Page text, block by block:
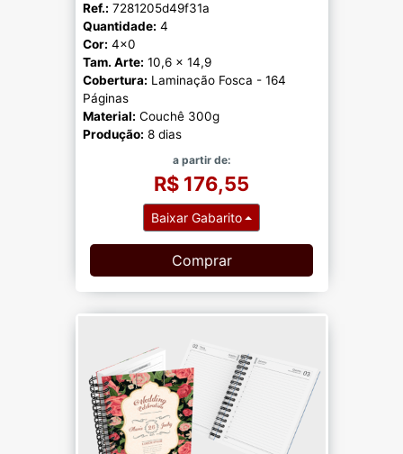
Ref.: 7281205d49f31a
Quantidade: 4
Cor: 4x0
Tam. Arte: 10,6 x 14,9
Cobertura: Laminação Fosca - 164
Páginas
Material: Couchê 300g
Produção: 8 dias
a partir de:
R$ 176,55
Baixar Gabarito
Comprar